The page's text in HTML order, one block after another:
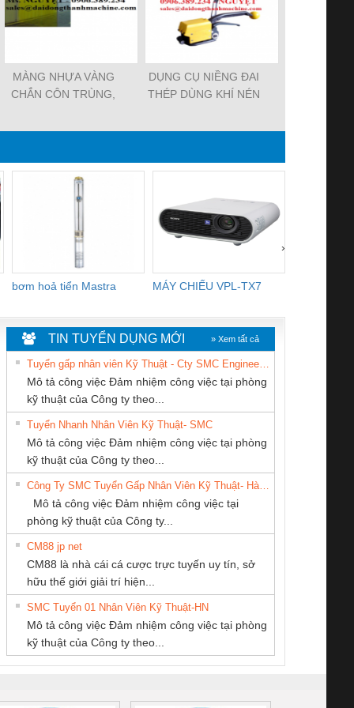
MÀNG NHỰA VÀNG
CHẮN CÔN TRÙNG,
KHO LẠNH, rèm nhựa
DỤNG CỤ NIỀNG ĐAI
THÉP DÙNG KHÍ NÉN
dụng cụ xiết đai thép
bơm hoả tiển Mastra MÁY CHIẾU VPL-TX7
›
An Toàn
Contact
– PSR-
SCP-
FSP/2X1/1X2
sát chuỗi
tấm pin
16I+
(2502520000)
Bộ giám sát chuỗi
tấm pin
TRANSCLINIC 16I+
1K5 L (2433950000)
Bộ giám sát dòng
TRANSCLINIC 16I+
(2008130000)
điện TRANSCLINIC
BKE 1K5.4
(7791400879)2. Giá
Nẹp nhôm chống
trơn Đà Nẵng
TY TNHH
THUẬT KTECH
NAM
CÔNG TY TNHH
THƯƠNG MẠI
DỊCH VỤ KỸ
THUẬT ĐIỆN CƠ
GIA HƯNG PHÁT
CÔNG TY TNHH
THIÊN ÂN VIỆT
NAM
TY TNHH
DV DAI DONG
KINH DOANH
DỊCH VỤ XNK
PHƯƠNG NAM
MEKONG MARINE
TIN TUYỂN DỤNG MỚI » Xem tất cả
Mô tả công việc Đảm nhiệm công việc tại phòng
kỹ thuật của Công ty theo...
Tuyển Nhanh Nhân Viên Kỹ Thuật- SMC
Mô tả công việc Đảm nhiệm công việc tại phòng
kỹ thuật của Công ty theo...
Mô tả công việc Đảm nhiệm công việc tại
phòng kỹ thuật của Công ty...
CM88 jp net
CM88 là nhà cái cá cược trực tuyến uy tín, sở
hữu thế giới giải trí hiện...
SMC Tuyển 01 Nhân Viên Kỹ Thuật-HN
Mô tả công việc Đảm nhiệm công việc tại phòng
kỹ thuật của Công ty theo...